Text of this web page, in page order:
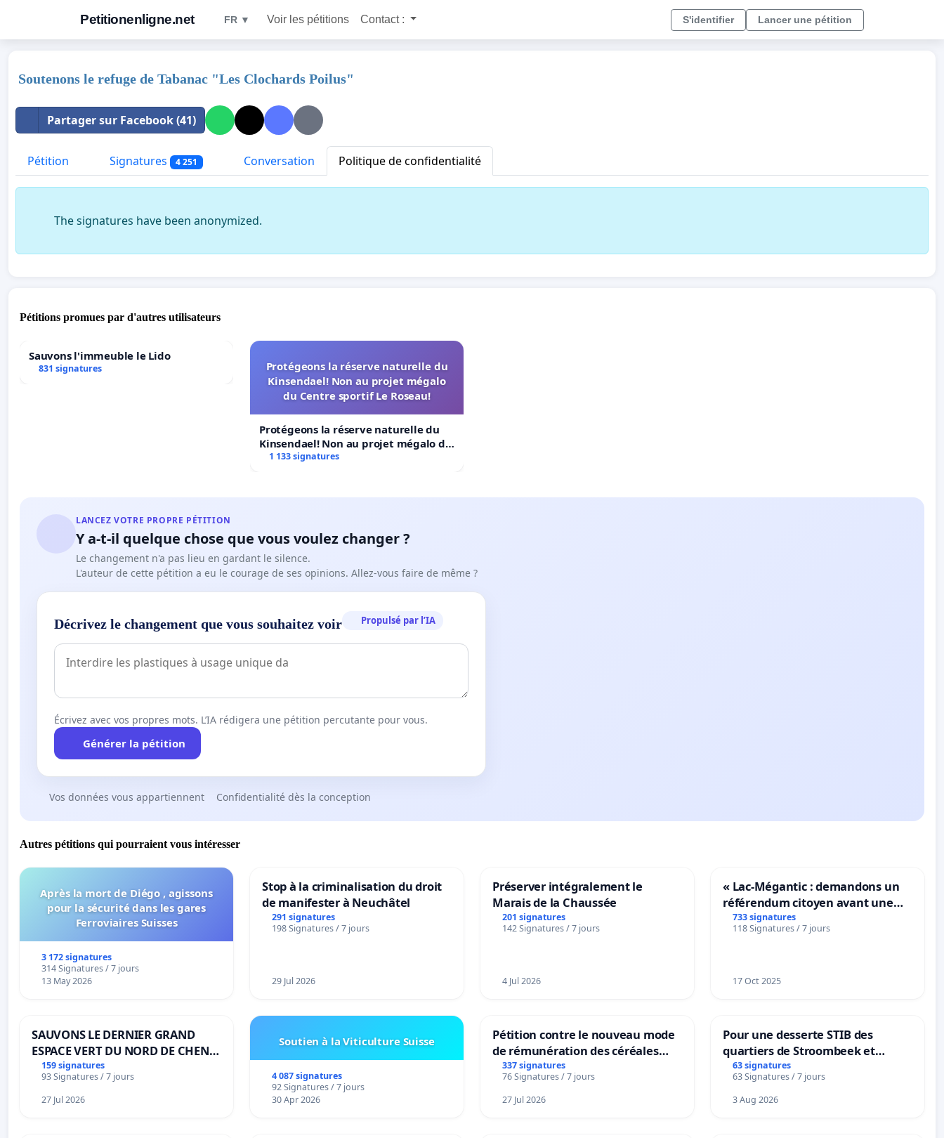
Petitionenligne.net FR ▼ Voir les pétitions Contact : S'identifier Lancer une pétition
Soutenons le refuge de Tabanac "Les Clochards Poilus"
Partager sur Facebook (41)
Pétition Signatures 4 251 Conversation Politique de confidentialité
The signatures have been anonymized.
Pétitions promues par d'autres utilisateurs
Sauvons l'immeuble le Lido
831 signatures
Protégeons la réserve naturelle du
Kinsendael! Non au projet mégalo
du Centre sportif Le Roseau!
Protégeons la réserve naturelle du
Kinsendael! Non au projet mégalo du
Centre sportif Le Roseau!
1 133 signatures
LANCEZ VOTRE PROPRE PÉTITION
Y a-t-il quelque chose que vous voulez changer ?
Le changement n'a pas lieu en gardant le silence.
L'auteur de cette pétition a eu le courage de ses opinions. Allez-vous faire de même ?
Décrivez le changement que vous souhaitez voir Propulsé par l’IA
Écrivez avec vos propres mots. L’IA rédigera une pétition percutante pour vous.
Générer la pétition
Vos données vous appartiennent Confidentialité dès la conception
Autres pétitions qui pourraient vous intéresser
Après la mort de Diégo , agissons
pour la sécurité dans les gares
Ferroviaires Suisses
3 172 signatures
314 Signatures / 7 jours
13 May 2026
Stop à la criminalisation du droit
de manifester à Neuchâtel
291 signatures
198 Signatures / 7 jours
29 Jul 2026
Préserver intégralement le
Marais de la Chaussée
201 signatures
142 Signatures / 7 jours
4 Jul 2026
« Lac-Mégantic : demandons un
référendum citoyen avant une
transformation irréversible de
notre territoire »
733 signatures
118 Signatures / 7 jours
17 Oct 2025
SAUVONS LE DERNIER GRAND
ESPACE VERT DU NORD DE CHENE-
BOUGERIES
159 signatures
93 Signatures / 7 jours
27 Jul 2026
Soutien à la Viticulture Suisse
4 087 signatures
92 Signatures / 7 jours
30 Apr 2026
Pétition contre le nouveau mode
de rémunération des céréales
panifiables de Swiss granum basé
sur la teneur en protéines
337 signatures
76 Signatures / 7 jours
27 Jul 2026
Pour une desserte STIB des
quartiers de Stroombeek et
Beauval - Voor een MIVB-
bediening van de wijken
Strombeek en Het Voor
63 signatures
63 Signatures / 7 jours
3 Aug 2026